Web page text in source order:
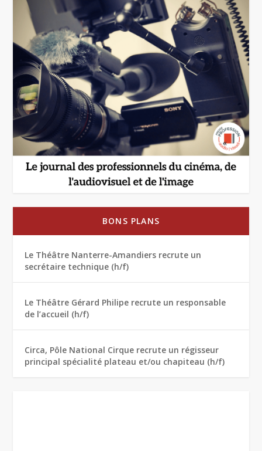
BONS PLANS
Le Théâtre Nanterre-Amandiers recrute un
secrétaire technique (h/f)
Le Théâtre Gérard Philipe recrute un responsable
de l’accueil (h/f)
Circa, Pôle National Cirque recrute un régisseur
principal spécialité plateau et/ou chapiteau (h/f)